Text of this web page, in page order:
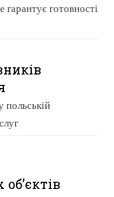
гарантує готовності
польській